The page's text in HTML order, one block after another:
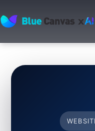
BLUECANVAS